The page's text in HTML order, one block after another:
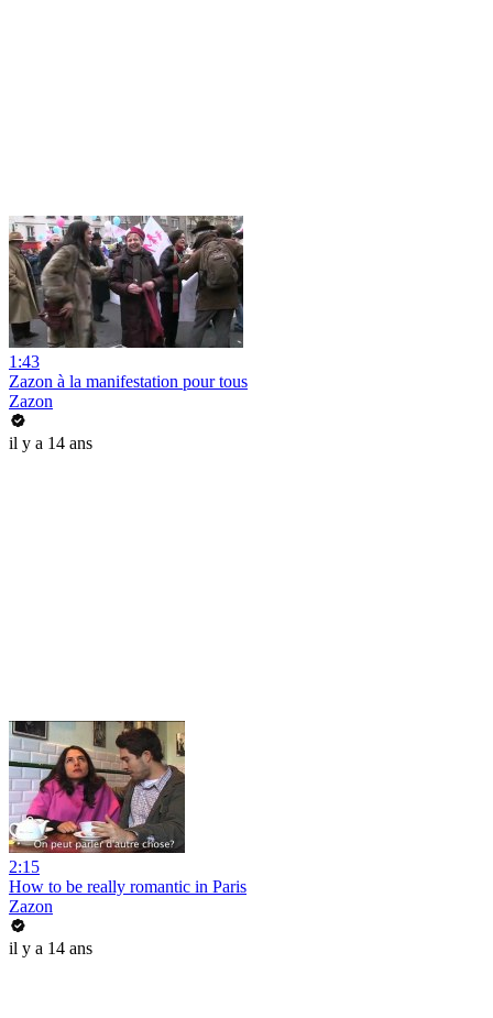
1:43
Zazon à la manifestation pour tous
Zazon
il y a 14 ans
2:15
How to be really romantic in Paris
Zazon
il y a 14 ans